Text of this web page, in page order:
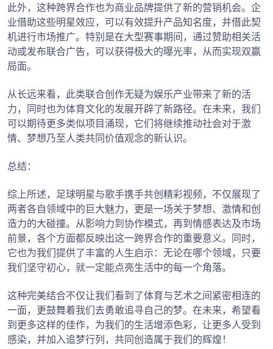
此外，这种跨界合作也为商业品牌提供了新的营销机会。企
业借助这些明星效应，可以有效提升产品知名度，并借此契
机进行市场推广。特别是在大型赛事期间，通过赞助相关活
动或发布联合广告，可以获得极大的曝光率，从而实现双赢
局面。
从长远来看，此类联合创作无疑为娱乐产业带来了新的活
力，同时也为体育文化的发展开辟了新路径。在未来，我们
可以期待更多类似项目涌现，它们将继续推动社会对于激
情、梦想乃至人类共同价值观念的新认识。
总结：
综上所述，足球明星与歌手携手共创精彩视频，不仅展现了
两者各自领域中的巨大魅力，更是一场关于梦想、激情和创
造力的大碰撞。从影响力到协作模式，再到情感表达及市场
前景，各个方面都反映出这一跨界合作的重要意义。同时，
它也为我们提供了丰富的人生启示：无论在哪个领域，只要
我们坚守初心，就一定能点亮生活中的每一个角落。
这种完美结合不仅让我们看到了体育与艺术之间紧密相连的
一面，更鼓舞着我们去勇敢追寻自己的梦。在未来，希望看
到更多这样的佳作，为我们的生活增添色彩，让更多人受到
感染，并加入追梦行列，共同创造属于我们的辉煌！